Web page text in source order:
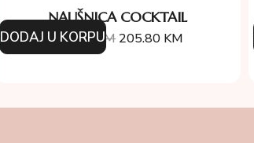
NAUŠNICA COCKTAIL
254.00KM 205.80 KM
DODAJ U KORPU